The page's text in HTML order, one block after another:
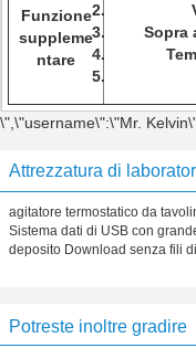
Funzione
suppleme
ntare
Sopra
\",\"username\":\"Mr.
Attrezzatura di
agitatore termostatico da
Sistema dati di USB con
deposito Download senza fili
Potreste inoltre gradire